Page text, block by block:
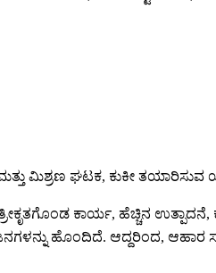
ಮಿಶ್ರಣ ಘಟಕ, ಕುಕೀ ತಯಾರಿಸುವ
ಕಾರ್ಯ, ಹೆಚ್ಚಿನ
ಹೊಂದಿದೆ. ಆದ್ದರಿಂದ, ಆಹಾರ